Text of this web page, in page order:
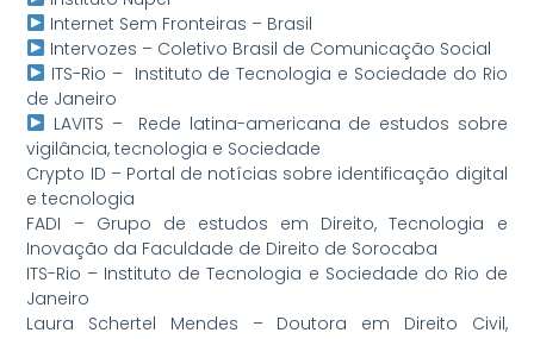
Internet Sem Fronteiras – Brasil
Intervozes – Coletivo Brasil de Comunicação Social
ITS-Rio – Instituto de Tecnologia e Sociedade do Rio
de Janeiro
LAVITS – Rede latina-americana de estudos sobre
vigilância, tecnologia e Sociedade
Crypto ID – Portal de notícias sobre identificação digital
e tecnologia
FADI – Grupo de estudos em Direito, Tecnologia e
Inovação da Faculdade de Direito de Sorocaba
ITS-Rio – Instituto de Tecnologia e Sociedade do Rio de
Janeiro
Laura Schertel Mendes – Doutora em Direito Civil,